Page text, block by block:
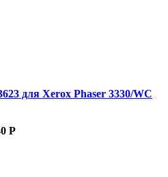
для Xerox Phaser 3330/WC
Р